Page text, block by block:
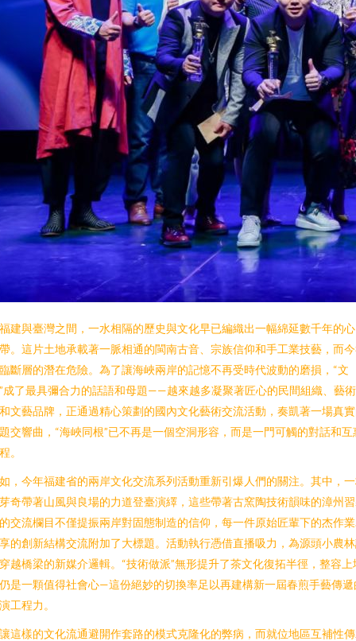
建與臺灣之間，一水相隔的歷史與文化早已編織出一幅綿延數千年的
。這片土地承載著一脈相通的閩南古音、宗族信仰和手工業技藝，而
斷層的潛在危險。為了讓海峽兩岸的記憶不再受時代波動的磨損，“文
成了最具彌合力的話語和母題——越來越多凝聚著匠心的民間組織、藝
文藝品牌，正通過精心策劃的國內文化藝術交流活動，奏凱著一場真
交響曲，“海峽同根”已不再是一個空洞形容，而是一門可觸的對話和互
。
，今年福建省的兩岸文化交流系列活動重新引爆人們的關注。其中，
奇帶著山風與良場的力道登臺演繹，這些帶著古窯陶技術韻味的漳州
交流欄目不僅提振兩岸對固態制造的信仰，每一件原始匠輩下的杰作
的創新結構交流附加了大標題。活動執行憑借直播吸力，為源頭小農
越橋梁的新媒介邏輯。“技術做派”無形提升了茶文化復拓半徑，整容上
是一顆值得社會心—這份絕妙的切換率足以再建構新一屆春煎手藝傳遞
工程力。
這樣的文化流通避開作套路的模式克隆化的弊病，而就位地區互補性